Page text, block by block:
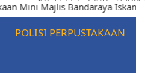
Mini Majlis Bandaraya Iskandar
POLISI PERPUSTAKAAN